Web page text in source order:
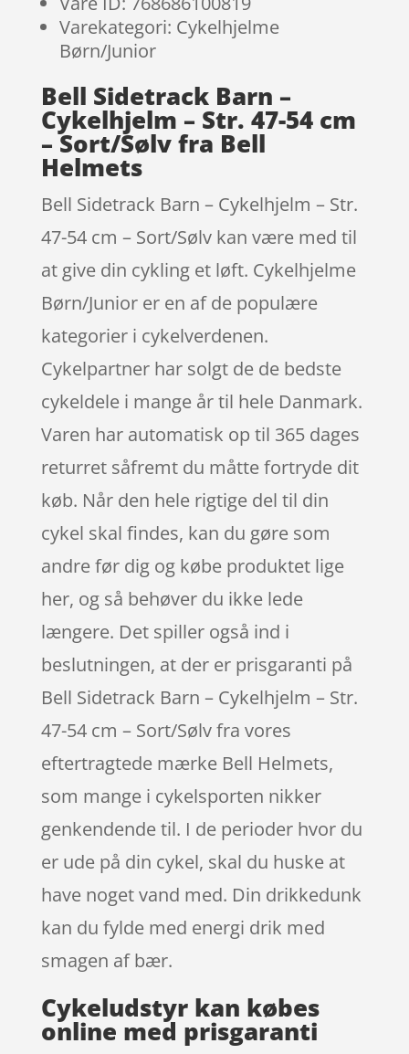
Varekategori: Cykelhjelme
Børn/Junior
Bell Sidetrack Barn –
Cykelhjelm – Str. 47-54 cm
– Sort/Sølv fra Bell
Helmets
Bell Sidetrack Barn – Cykelhjelm – Str.
47-54 cm – Sort/Sølv kan være med til
at give din cykling et løft. Cykelhjelme
Børn/Junior er en af de populære
kategorier i cykelverdenen.
Cykelpartner har solgt de de bedste
cykeldele i mange år til hele Danmark.
Varen har automatisk op til 365 dages
returret såfremt du måtte fortryde dit
køb. Når den hele rigtige del til din
cykel skal findes, kan du gøre som
andre før dig og købe produktet lige
her, og så behøver du ikke lede
længere. Det spiller også ind i
beslutningen, at der er prisgaranti på
Bell Sidetrack Barn – Cykelhjelm – Str.
47-54 cm – Sort/Sølv fra vores
eftertragtede mærke Bell Helmets,
som mange i cykelsporten nikker
genkendende til. I de perioder hvor du
er ude på din cykel, skal du huske at
have noget vand med. Din drikkedunk
kan du fylde med energi drik med
smagen af bær.
Cykeludstyr kan købes
online med prisgaranti